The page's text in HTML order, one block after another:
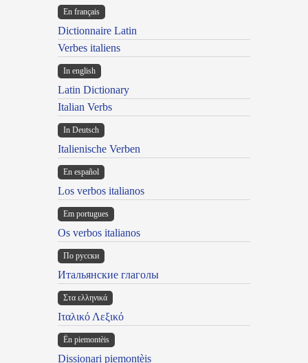
En français
Dictionnaire Latin
Verbes italiens
In english
Latin Dictionary
Italian Verbs
In Deutsch
Italienische Verben
En español
Los verbos italianos
Em portugues
Os verbos italianos
По русски
Итальянские глаголы
Στα ελληνικά
Ιταλικό Λεξικό
Ën piemontèis
Dissionari piemontèis